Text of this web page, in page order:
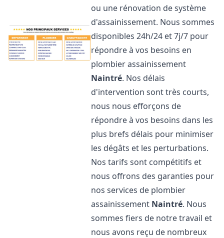
ou une rénovation de système
d'assainissement. Nous sommes
disponibles 24h/24 et 7j/7 pour
répondre à vos besoins en
plombier assainissement
Naintré. Nos délais
d'intervention sont très courts,
nous nous efforçons de
répondre à vos besoins dans les
plus brefs délais pour minimiser
les dégâts et les perturbations.
Nos tarifs sont compétitifs et
nous offrons des garanties pour
nos services de plombier
assainissement Naintré. Nous
sommes fiers de notre travail et
nous avons reçu de nombreux